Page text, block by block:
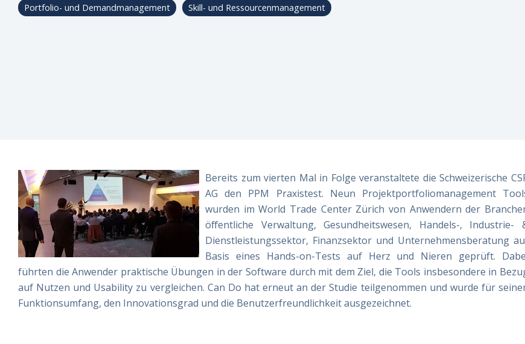
Newsletter
Portfolio- und Demandmanagement Skill- und Ressourcenmanagement
Bereits zum vierten Mal in Folge veranstaltete die Schweizerische
AG den PPM Praxistest. Neun Projektportfoliomanagement
wurden im World Trade Center Zürich von Anwendern der
öffentliche Verwaltung, Gesundheitswesen, Handels-, Industrie-
Dienstleistungssektor, Finanzsektor und Unternehmensberatung
Basis eines Hands-on-Tests auf Herz und Nieren geprüft.
führten die Anwender praktische Übungen in der Software durch mit dem Ziel, die Tools insbesondere in
auf Nutzen und Usability zu vergleichen. Can Do hat erneut an der Studie teilgenommen und wurde für
Funktionsumfang, den Innovationsgrad und die Benutzerfreundlichkeit ausgezeichnet.